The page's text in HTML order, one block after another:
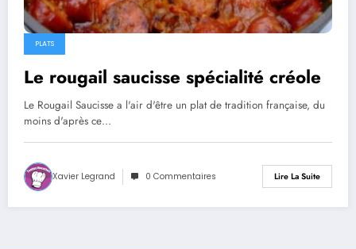
PLATS
Le rougail saucisse spécialité créole
Le Rougail Saucisse a l'air d'être un plat de tradition française, du
moins d'après ce…
Xavier Legrand 0 Commentaires Lire La Suite